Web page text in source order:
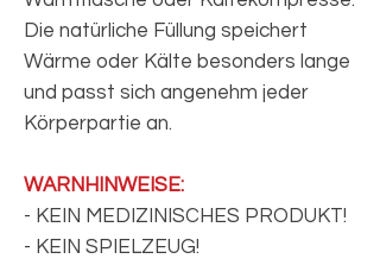
Die natürliche Füllung speichert
Wärme oder Kälte besonders lange
und passt sich angenehm jeder
Körperpartie an.
WARNHINWEISE:
- KEIN MEDIZINISCHES PRODUKT!
- KEIN SPIELZEUG!